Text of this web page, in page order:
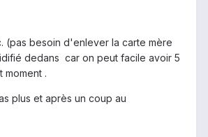
(pas besoin d'enlever la carte mère
dedans car on peut facile avoir 5
.
plus et après un coup au